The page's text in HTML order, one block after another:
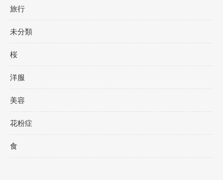
旅行
未分類
桜
洋服
美容
花粉症
食